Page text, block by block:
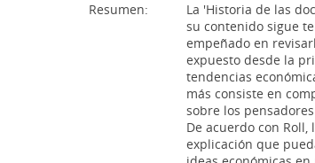
Resumen:
La 'Historia de las
su contenido sigue
empeñado en
expuesto desde la
tendencias
más consiste en
sobre los
De acuerdo con
explicación que